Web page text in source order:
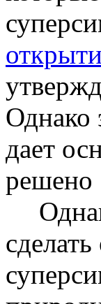
Однако
дает
решено